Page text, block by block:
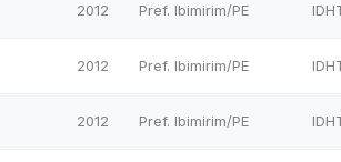
2012 Pref. Ibimirim/PE
2012 Pref. Ibimirim/PE
2012 Pref. Ibimirim/PE